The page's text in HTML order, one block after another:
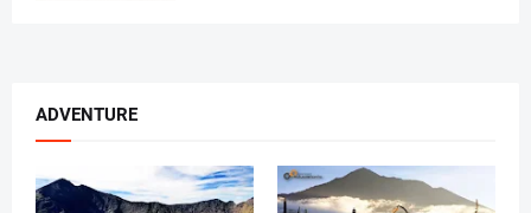
ADVENTURE